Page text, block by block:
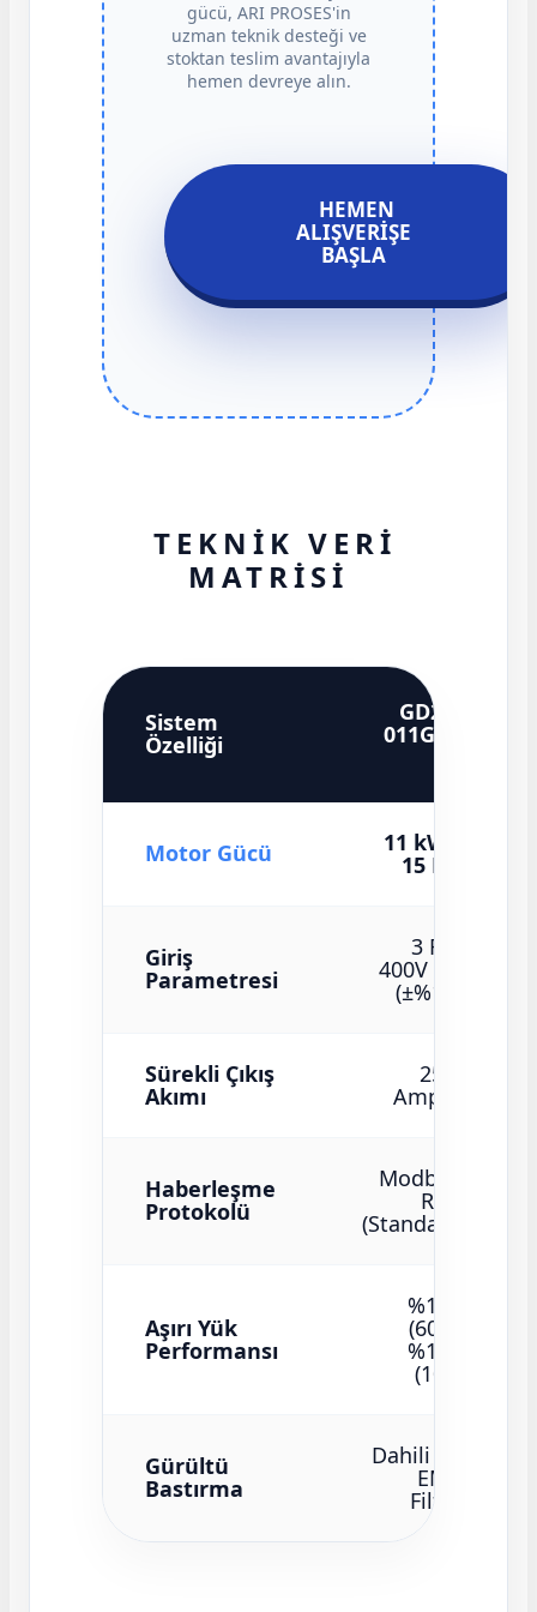
gücü, ARI PROSES'in
uzman teknik desteği ve
stoktan teslim avantajıyla
hemen devreye alın.
HEMEN
ALIŞVERIŞE
BAŞLA
TEKNİK VERİ
MATRİSİ
Sistem
Özelliği
GD20-
011G-4-
Motor Gücü 11 kW /
15 HP
Giriş
Parametresi
3 Faz
400V AC
(±%15)
Sürekli Çıkış
Akımı
25.0
Amper
Haberleşme
Protokolü
Modbus
RTU
(Standart)
Aşırı Yük
Performansı
%150
(60s),
%180
(10s)
Gürültü
Bastırma
Dahili C3
EMC
Filtre